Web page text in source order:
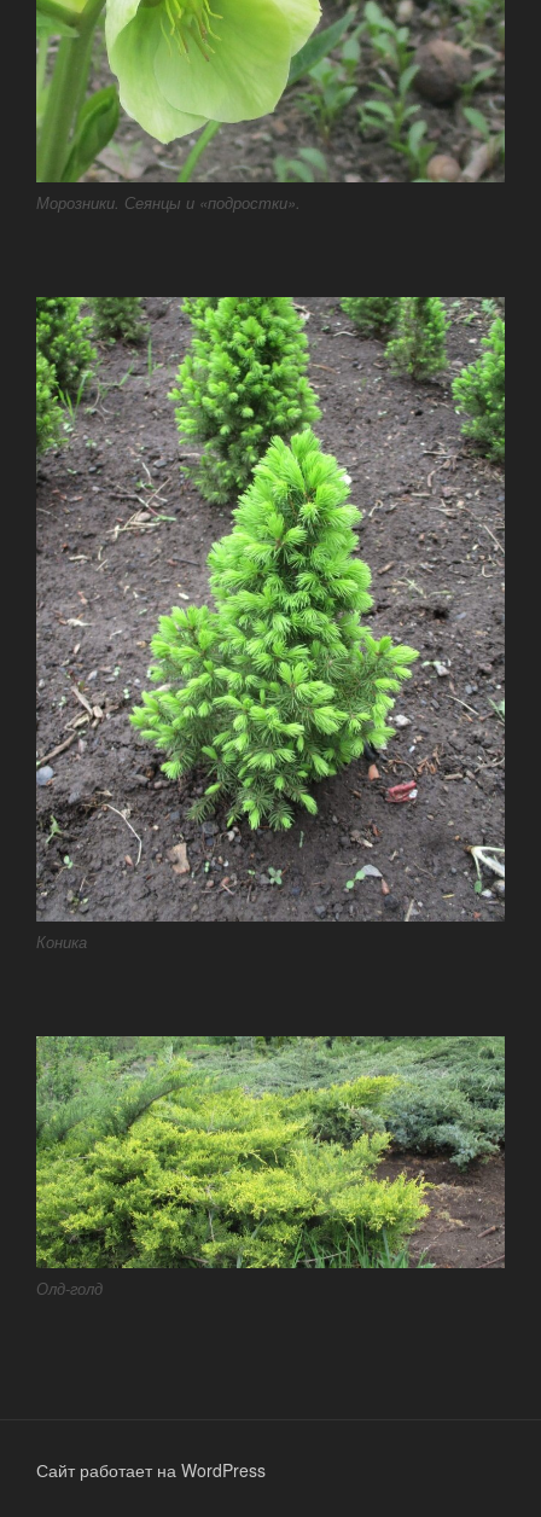
Морозники. Сеянцы и «подростки».
Коника
Олд-голд
Сайт работает на WordPress